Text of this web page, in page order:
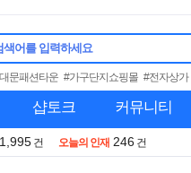
색어를 입력하세요
문패션타운 #가구단지쇼핑몰 #전자상가
샵토크 커뮤니티
건 오늘의 인재 246 건